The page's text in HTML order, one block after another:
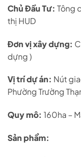
Chủ Đầu Tư: Tông
thị HUD
Đơn vị xây dựng:
dựng )
Vị trí dự án: Nút
Phường Trường
Quy mô: 160ha –
Sản phẩm: